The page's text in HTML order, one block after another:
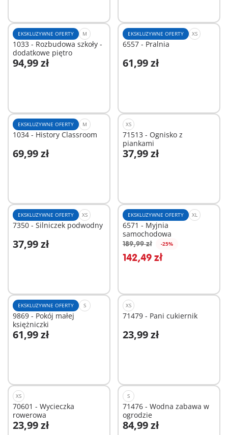
EKSKLUZYWNE OFERTY M
1033 - Rozbudowa szkoły -
dodatkowe piętro
94,99 zł
Dodaj do koszyka
EKSKLUZYWNE OFERTY XS
6557 - Pralnia
61,99 zł
Dodaj do koszyka
EKSKLUZYWNE OFERTY M
1034 - History Classroom
69,99 zł
Dodaj do koszyka
XS
71513 - Ognisko z
piankami
37,99 zł
Dodaj do koszyka
EKSKLUZYWNE OFERTY XS
7350 - Silniczek podwodny
37,99 zł
Dodaj do koszyka
EKSKLUZYWNE OFERTY XL
6571 - Myjnia
samochodowa
189,99 zł -25%
142,49 zł
Dodaj do koszyka
EKSKLUZYWNE OFERTY S
9869 - Pokój małej
księżniczki
61,99 zł
Dodaj do koszyka
XS
71479 - Pani cukiernik
23,99 zł
Dodaj do koszyka
XS
70601 - Wycieczka
rowerowa
23,99 zł
Dodaj do koszyka
S
71476 - Wodna zabawa w
ogrodzie
84,99 zł
Dodaj do koszyka